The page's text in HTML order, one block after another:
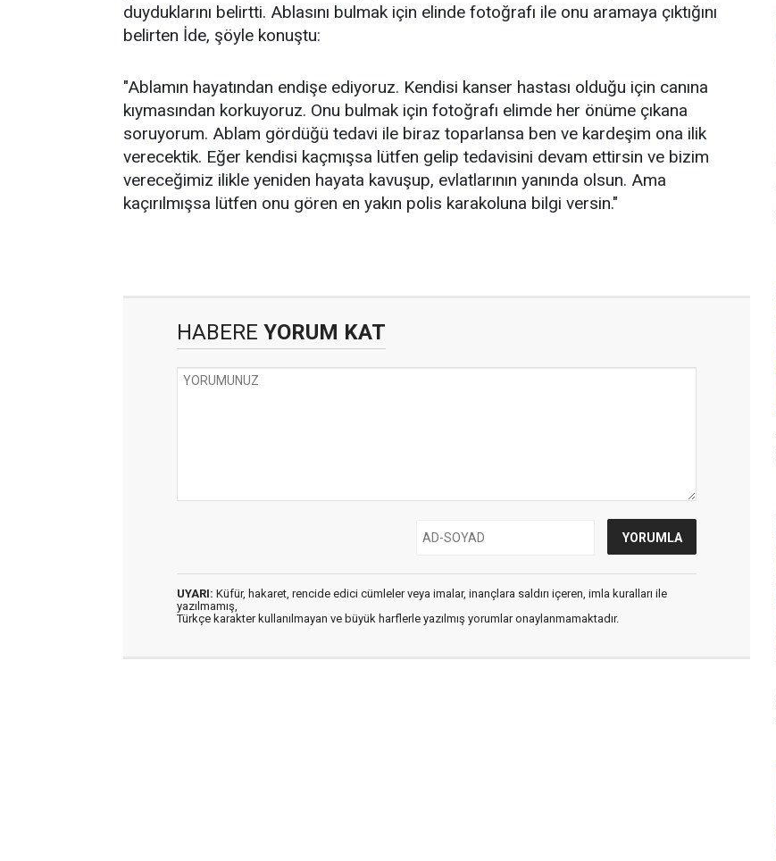
duyduklarını belirtti. Ablasını bulmak için elinde fotoğrafı ile onu aramaya çıktığını
belirten İde, şöyle konuştu:
"Ablamın hayatından endişe ediyoruz. Kendisi kanser hastası olduğu için canına
kıymasından korkuyoruz. Onu bulmak için fotoğrafı elimde her önüme çıkana
soruyorum. Ablam gördüğü tedavi ile biraz toparlansa ben ve kardeşim ona ilik
verecektik. Eğer kendisi kaçmışsa lütfen gelip tedavisini devam ettirsin ve bizim
vereceğimiz ilikle yeniden hayata kavuşup, evlatlarının yanında olsun. Ama
kaçırılmışsa lütfen onu gören en yakın polis karakoluna bilgi versin."
HABERE YORUM KAT
UYARI: Küfür, hakaret, rencide edici cümleler veya imalar, inançlara saldırı içeren, imla kuralları ile
yazılmamış,
Türkçe karakter kullanılmayan ve büyük harflerle yazılmış yorumlar onaylanmamaktadır.